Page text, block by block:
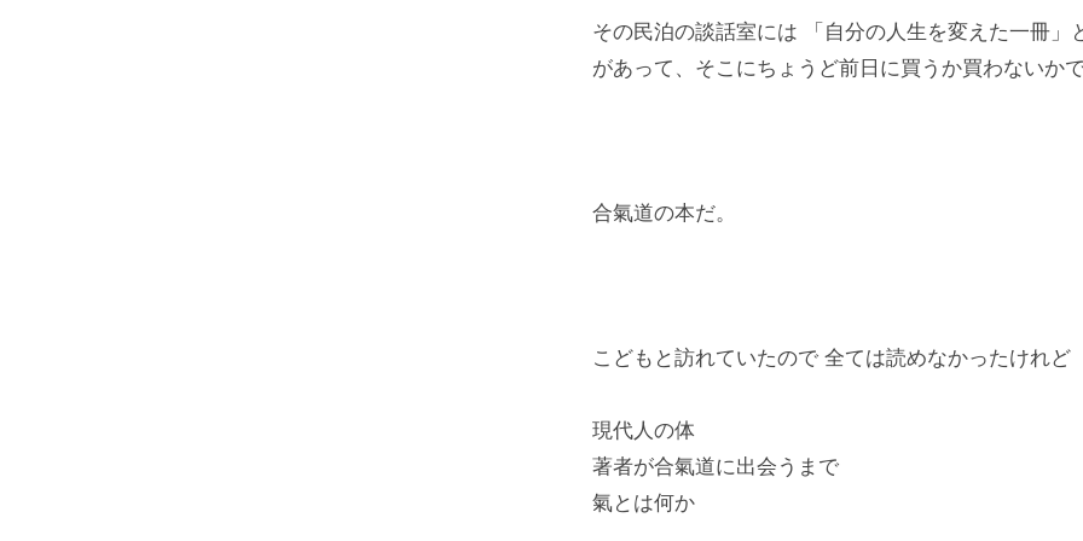
その民泊の談話室には 「自分の人生を変えた一冊
があって、そこにちょうど前日に買うか買わないか
合氣道の本だ。
こどもと訪れていたので 全ては読めなかったけれど
現代人の体
著者が合氣道に出会うまで
氣とは何か